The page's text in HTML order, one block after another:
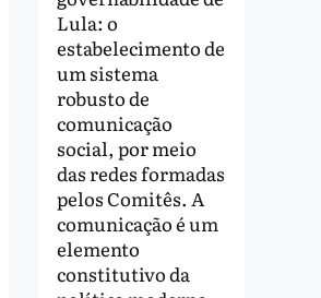
Lula: o
estabelecimento de
um sistema
robusto de
comunicação
social, por meio
das redes formadas
pelos Comitês. A
comunicação é um
elemento
constitutivo da